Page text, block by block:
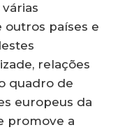
outros países e
relações
quadro de
europeus da
promove a